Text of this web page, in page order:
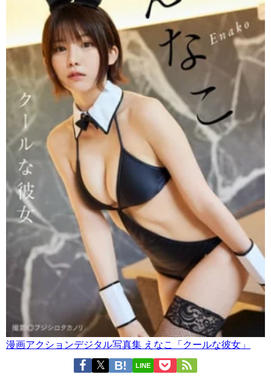
漫画アクションデジタル写真集 えなこ「クールな彼女」
LINE